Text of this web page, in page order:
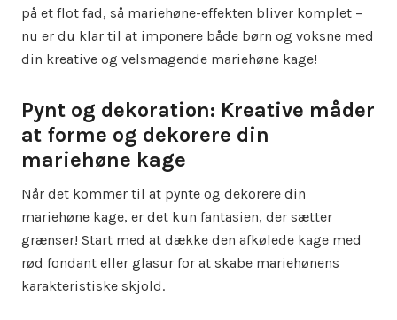
på et flot fad, så mariehøne-effekten bliver komplet –
nu er du klar til at imponere både børn og voksne med
din kreative og velsmagende mariehøne kage!
Pynt og dekoration: Kreative måder
at forme og dekorere din
mariehøne kage
Når det kommer til at pynte og dekorere din
mariehøne kage, er det kun fantasien, der sætter
grænser! Start med at dække den afkølede kage med
rød fondant eller glasur for at skabe mariehønens
karakteristiske skjold.